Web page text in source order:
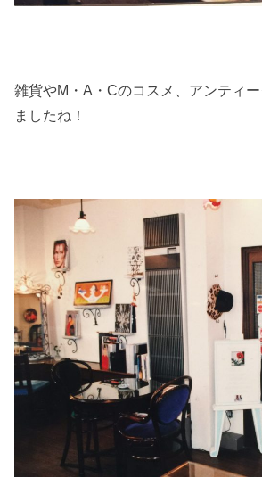
雑貨やM・A・Cのコスメ、アンティ
ましたね！